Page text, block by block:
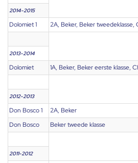
2014-2015
Dolomiet 1 2A, Beker, Beker
2013-2014
Dolomiet 1A, Beker, Beker eerste klasse,
2012-2013
Don Bosco 1
2A, Beker
Don Bosco
Beker tweede klasse
2011-2012